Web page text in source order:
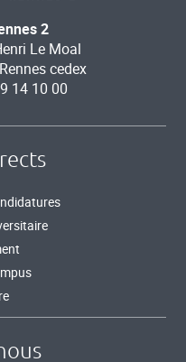
2
Le Moal
cedex
14 10 00